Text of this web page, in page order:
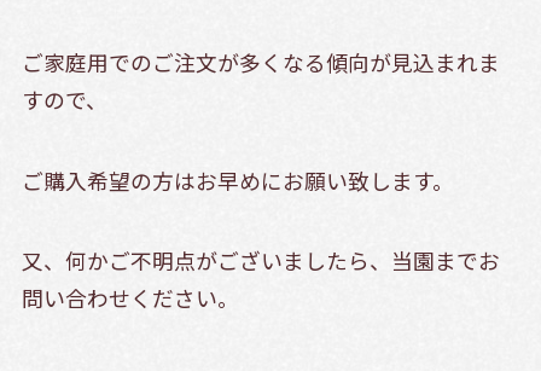
ご家庭用でのご注文が多くなる傾向が見込まれま
すので、
ご購入希望の方はお早めにお願い致します。
又、何かご不明点がございましたら、当園までお
問い合わせください。